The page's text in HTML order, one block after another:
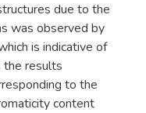
due to the
was observed by
is indicative of
the results
to the
content